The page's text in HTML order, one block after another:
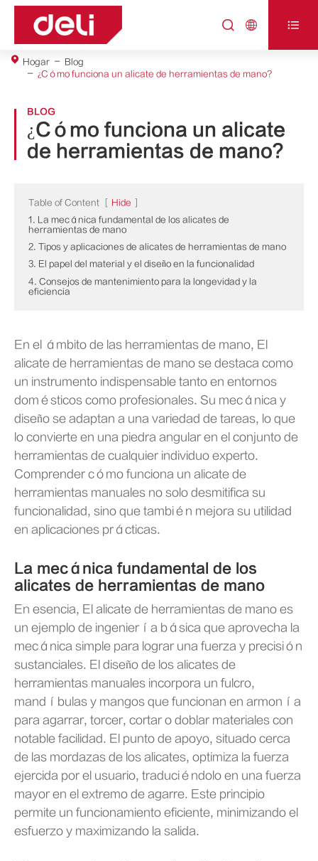
  
Hogar
Blog
¿Cómo funciona un alicate de herramientas de mano?
BLOG
¿Cómo funciona un alicate
de herramientas de mano?
Table of Content Hide
1. La mecánica fundamental de los alicates de
herramientas de mano
2. Tipos y aplicaciones de alicates de herramientas de mano
3. El papel del material y el diseño en la funcionalidad
4. Consejos de mantenimiento para la longevidad y la
eficiencia
En el ámbito de las herramientas de mano, El
alicate de herramientas de mano se destaca como
un instrumento indispensable tanto en entornos
domésticos como profesionales. Su mecánica y
diseño se adaptan a una variedad de tareas, lo que
lo convierte en una piedra angular en el conjunto de
herramientas de cualquier individuo experto.
Comprender cómo funciona un alicate de
herramientas manuales no solo desmitifica su
funcionalidad, sino que también mejora su utilidad
en aplicaciones prácticas.
La mecánica fundamental de los
alicates de herramientas de mano
En esencia, El alicate de herramientas de mano es
un ejemplo de ingeniería básica que aprovecha la
mecánica simple para lograr una fuerza y precisión
sustanciales. El diseño de los alicates de
herramientas manuales incorpora un fulcro,
mandíbulas y mangos que funcionan en armonía
para agarrar, torcer, cortar o doblar materiales con
notable facilidad. El punto de apoyo, situado cerca
de las mordazas de los alicates, optimiza la fuerza
ejercida por el usuario, traduciéndolo en una fuerza
mayor en el extremo de agarre. Este principio
permite un funcionamiento eficiente, minimizando el
esfuerzo y maximizando la salida.